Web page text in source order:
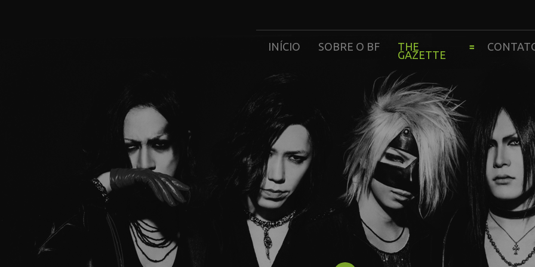
INÍCIO SOBRE O BF THE
GAZETTE